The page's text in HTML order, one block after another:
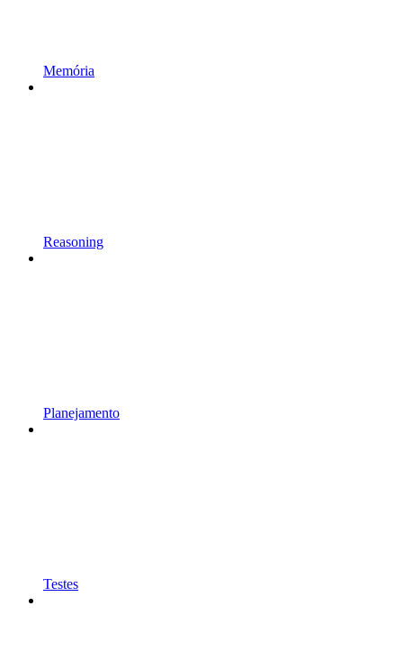
Memória
Reasoning
Planejamento
Testes